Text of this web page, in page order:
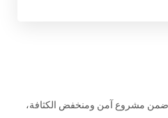
ضمن مشروع آمن ومنخفض الكثافة،